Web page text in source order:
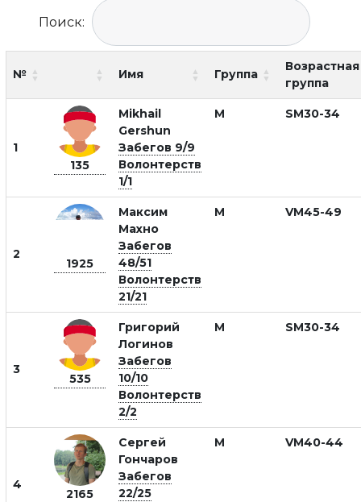
Поиск:
№ Имя Группа
Возрастная
группа
1
135
Mikhail
Gershun
Забегов 9/9
Волонтерств
1/1
М SM30-34
2
1925
Максим
Махно
Забегов
48/51
Волонтерств
21/21
М VM45-49
3
535
Григорий
Логинов
Забегов
10/10
Волонтерств
2/2
М SM30-34
4
2165
Сергей
Гончаров
Забегов
22/25
М VM40-44